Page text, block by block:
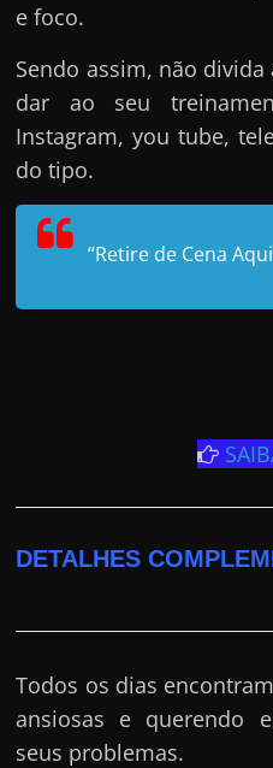
e foco.
Sendo assim, não
dar ao seu
Instagram, you tube,
do tipo.
“Retire de Cena
DETALHES
Todos os dias
ansiosas e querendo
seus problemas.